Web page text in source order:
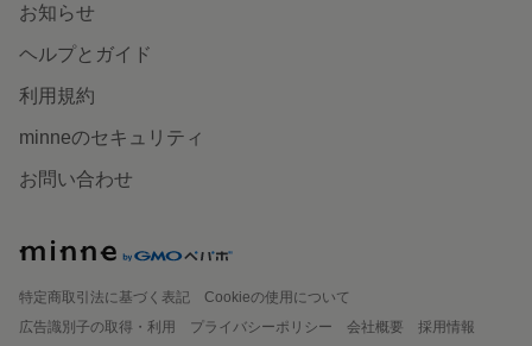
お知らせ
ヘルプとガイド
利用規約
minneのセキュリティ
お問い合わせ
特定商取引法に基づく表記
Cookieの使用について
広告識別子の取得・利用
プライバシーポリシー 会社概要
採用情報